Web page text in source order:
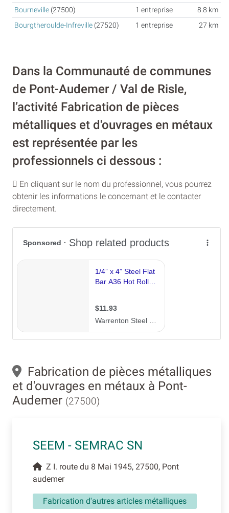
Bourneville (27500) 1 entreprise
8.8 km
Bourgtheroulde-Infreville (27520) 1 entreprise 27 km
Dans la Communauté de communes
de Pont-Audemer / Val de Risle,
l’activité Fabrication de pièces
métalliques et d'ouvrages en métaux
est représentée par les
professionnels ci dessous :
En cliquant sur le nom du professionnel, vous pourrez
obtenir les informations le concernant et le contacter
directement.
Fabrication de pièces métalliques
et d'ouvrages en métaux à Pont-
Audemer (27500)
SEEM - SEMRAC SN
Z I. route du 8 Mai 1945, 27500, Pont
audemer
Fabrication d'autres articles métalliques